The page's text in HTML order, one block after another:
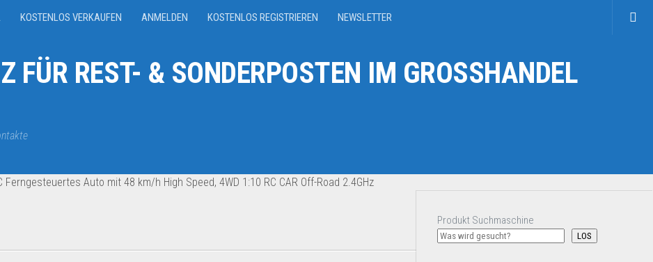
KOSTENLOS VERKAUFEN ANMELDEN KOSTENLOS REGISTRIEREN NEWSLETTER
FÜR REST- & SONDERPOSTEN IM GROSSHANDEL
Ferngesteuertes Auto mit 48 km/h High Speed, 4WD 1:10 RC CAR Off-Road 2.4GHz
Produkt Suchmaschine
LOS